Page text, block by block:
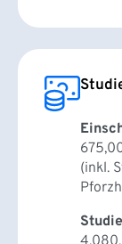
(inkl.